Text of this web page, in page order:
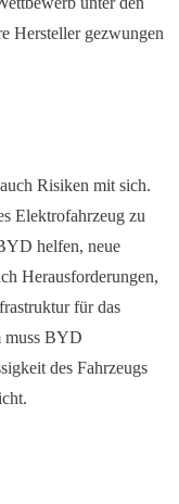
Hersteller gezwungen
Risiken mit sich.
Elektrofahrzeug zu
helfen, neue
Herausforderungen,
für das
muss BYD
des Fahrzeugs